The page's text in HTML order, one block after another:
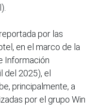
por las
en el marco de la
Información
del 2025), el
principalmente, a
por el grupo Win